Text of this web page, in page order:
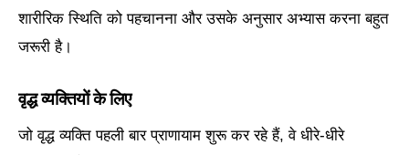
शारीरिक स्थिति को पहचानना और उसके अनुसार अभ्यास करना बहुत
जरूरी है।
वृद्ध व्यक्तियों के लिए
जो वृद्ध व्यक्ति पहली बार प्राणायाम शुरू कर रहे हैं, वे धीरे-धीरे